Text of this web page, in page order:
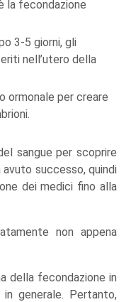
la fecondazione
3-5 giorni, gli
nell’utero della
ormonale per creare
sangue per scoprire
successo, quindi
dei medici fino alla
non appena
della fecondazione in
generale. Pertanto,